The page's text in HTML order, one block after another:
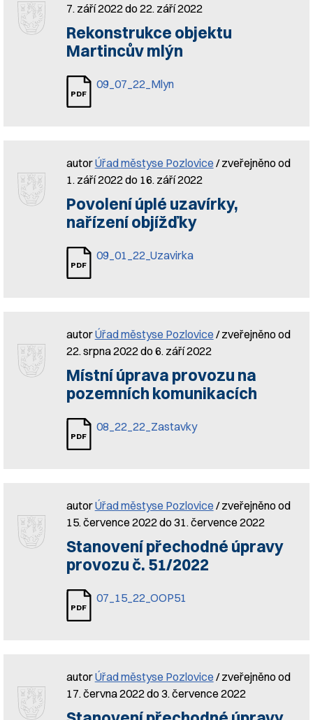
7. září 2022 do 22. září 2022
Rekonstrukce objektu
Martincův mlýn
09_07_22_Mlyn
autorÚřad městyse Pozlovice / zveřejněno od
1. září 2022 do 16. září 2022
Povolení úplé uzavírky,
nařízení objížďky
09_01_22_Uzavirka
autorÚřad městyse Pozlovice / zveřejněno od
22. srpna 2022 do 6. září 2022
Místní úprava provozu na
pozemních komunikacích
08_22_22_Zastavky
autorÚřad městyse Pozlovice / zveřejněno od
15. července 2022 do 31. července 2022
Stanovení přechodné úpravy
provozu č. 51/2022
07_15_22_OOP51
autorÚřad městyse Pozlovice / zveřejněno od
17. června 2022 do 3. července 2022